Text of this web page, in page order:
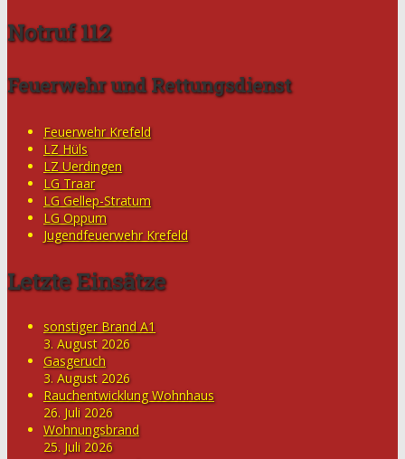
Notruf 112
Feuerwehr und Rettungsdienst
Feuerwehr Krefeld
LZ Hüls
LZ Uerdingen
LG Traar
LG Gellep-Stratum
LG Oppum
Jugendfeuerwehr Krefeld
Letzte Einsätze
sonstiger Brand A1
3. August 2026
Gasgeruch
3. August 2026
Rauchentwicklung Wohnhaus
26. Juli 2026
Wohnungsbrand
25. Juli 2026